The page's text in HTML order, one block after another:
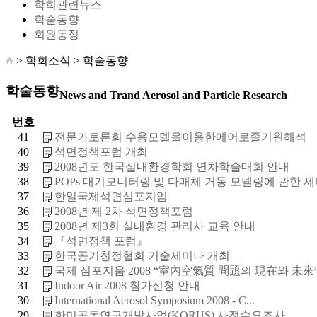
학회관련뉴스
학술동향
회원동정
> 학회소식 > 학술동향
학술동향News and Trand Aerosol and Particle Research
번호
41
전문가토론회 수용모델을이용한에어로졸기원해석
40
석면정책포럼 개최
39
2008년도 한국실내환경학회 연차학술대회 안내
38
POPs 대기모니터링 및 다매체 거동 모델링에 관한 세
37
한일국제석면심포지엄
36
2008년 제 2차 석면정책포럼
35
2008년 제3회 실내환경 관리사 교육 안내
34
『석면정책 포럼』
33
한국공기청정협회 기술세미나 개최
32
국제 심포지움 2008 “室內空氣質 問題의 現在와 未來
31
Indoor Air 2008 참가신청 안내
30
International Aerosol Symposium 2008 - C...